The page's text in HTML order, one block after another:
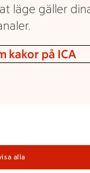
läge gäller
kakor på ICA
alla